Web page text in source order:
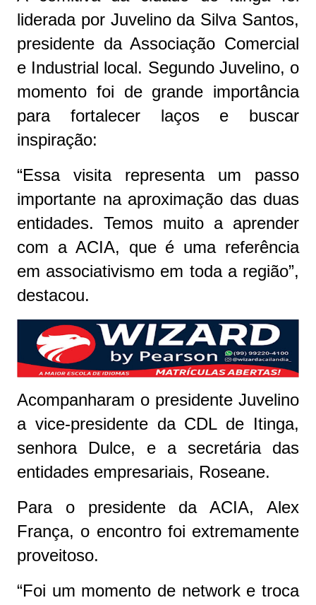
liderada por Juvelino da Silva Santos,
presidente da Associação Comercial
e Industrial local. Segundo Juvelino, o
momento foi de grande importância
para fortalecer laços e buscar
inspiração:
“Essa visita representa um passo
importante na aproximação das duas
entidades. Temos muito a aprender
com a ACIA, que é uma referência
em associativismo em toda a região”,
destacou.
Acompanharam o presidente Juvelino
a vice-presidente da CDL de Itinga,
senhora Dulce, e a secretária das
entidades empresariais, Roseane.
Para o presidente da ACIA, Alex
França, o encontro foi extremamente
proveitoso.
“Foi um momento de network e troca